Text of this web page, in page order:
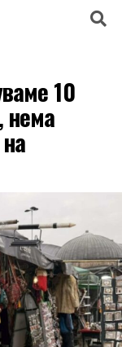
10
нема